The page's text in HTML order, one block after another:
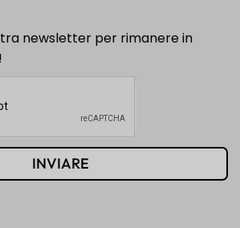
newsletter per rimanere in
INVIARE